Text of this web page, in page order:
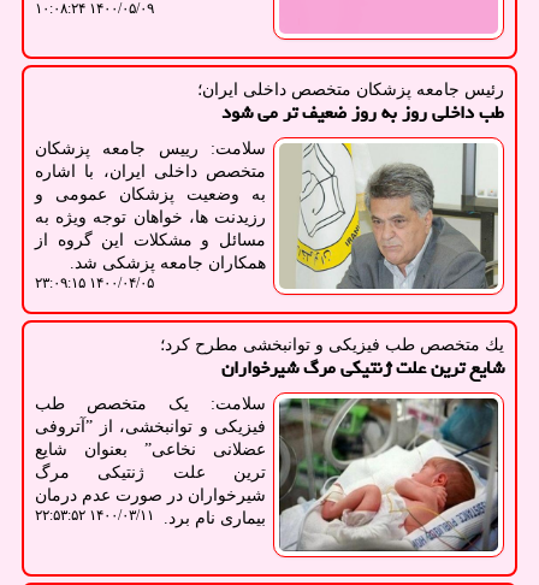
۱۴۰۰/۰۵/۰۹ ۱۰:۰۸:۲۴
رئیس جامعه پزشكان متخصص داخلی ایران؛
طب داخلی روز به روز ضعیف تر می شود
سلامت: رییس جامعه پزشکان
متخصص داخلی ایران، با اشاره
به وضعیت پزشکان عمومی و
رزیدنت ها، خواهان توجه ویژه به
مسائل و مشکلات این گروه از
همکاران جامعه پزشکی شد.
۱۴۰۰/۰۴/۰۵ ۲۳:۰۹:۱۵
یك متخصص طب فیزیكی و توانبخشی مطرح كرد؛
شایع ترین علت ژنتیكی مرگ شیرخواران
سلامت: یک متخصص طب
فیزیکی و توانبخشی، از ˮآتروفی
عضلانی نخاعیˮ بعنوان شایع
ترین علت ژنتیکی مرگ
شیرخواران در صورت عدم درمان
بیماری نام برد.
۱۴۰۰/۰۳/۱۱ ۲۲:۵۳:۵۲